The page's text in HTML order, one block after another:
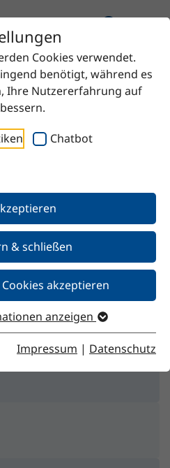
Cookies verwendet.
benötigt, während es
Ihre Nutzererfahrung auf
Chatbot
& schließen
akzeptieren
anzeigen
Impressum | Datenschutz
DPHP
DPHP